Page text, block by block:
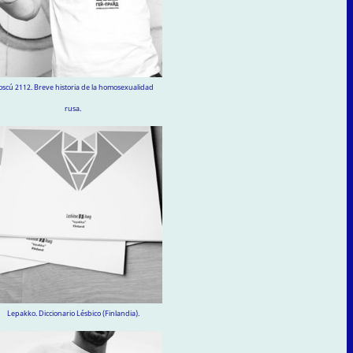
2112. Breve historia de la homosexualidad
rusa.
Lepakko. Diccionario Lésbico (Finlandia).